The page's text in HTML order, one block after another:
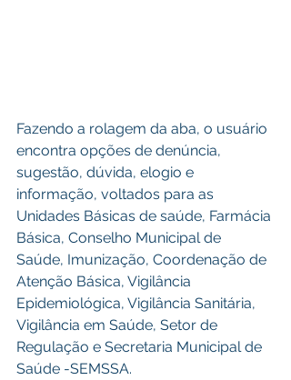
Fazendo a rolagem da aba, o usuário
encontra opções de denúncia,
sugestão, dúvida, elogio e
informação, voltados para as
Unidades Básicas de saúde, Farmácia
Básica, Conselho Municipal de
Saúde, Imunização, Coordenação de
Atenção Básica, Vigilância
Epidemiológica, Vigilância Sanitária,
Vigilância em Saúde, Setor de
Regulação e Secretaria Municipal de
Saúde -SEMSSA.